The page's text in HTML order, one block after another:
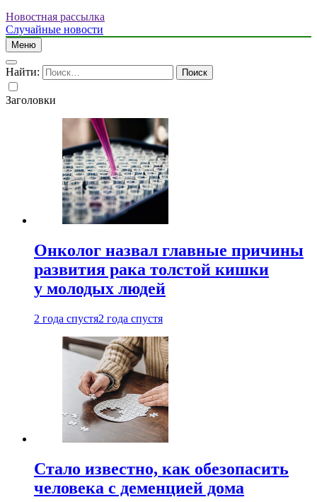
Новостная рассылка
Случайные новости
Меню
Найти:
Заголовки
Онколог назвал главные причины
развития рака толстой кишки
у молодых людей
2 года спустя2 года спустя
Стало известно, как обезопасить
человека с деменцией дома